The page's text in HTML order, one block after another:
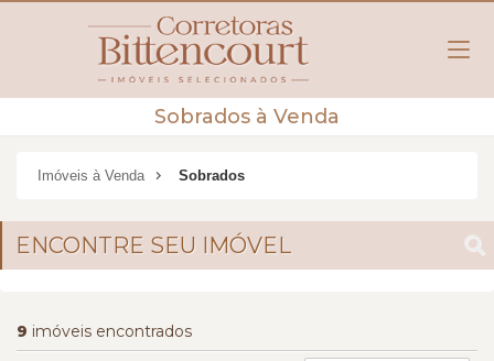
Sobrados à Venda
Imóveis à Venda Sobrados
ENCONTRE SEU IMÓVEL
9 imóveis encontrados